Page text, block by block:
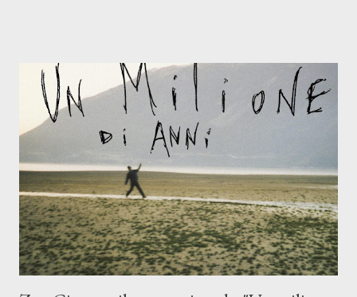
Dicevamo. Ed è da qui che il nostro inizia questo concept
musicale, con " Che ora è" , raccontando la separazione dalla
moglie, del senso di sconfitta e del caldo afoso che opprime,
giusta condizione di sopraffazione: "Non so che ora è, che giorno
è, di questa estate che...". E' raro fare uscire come singolo una
cover, ma...